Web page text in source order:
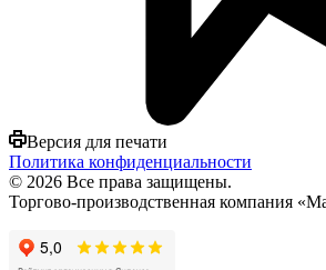
Версия для печати
Политика конфиденциальности
© 2026 Все права защищены.
Торгово-производственная компания